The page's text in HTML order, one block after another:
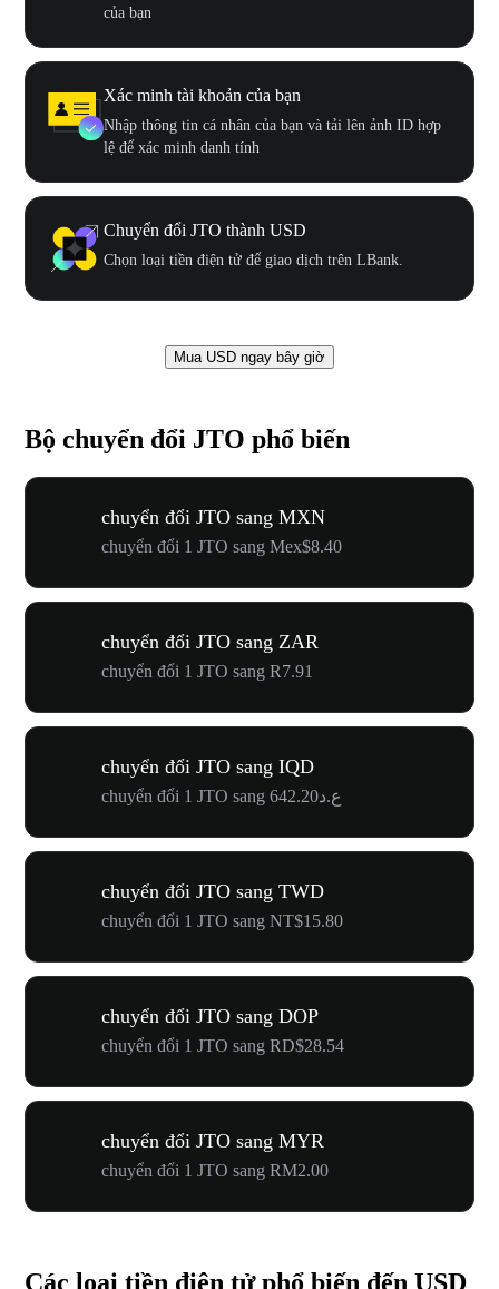
của bạn
Xác minh tài khoản của bạn
Nhập thông tin cá nhân của bạn và tải lên ảnh ID hợp
lệ để xác minh danh tính
Chuyển đổi JTO thành USD
Chọn loại tiền điện tử để giao dịch trên LBank.
Mua USD ngay bây giờ
Bộ chuyển đổi JTO phổ biến
chuyển đổi JTO sang MXN
chuyển đổi 1 JTO sang Mex$8.40
chuyển đổi JTO sang ZAR
chuyển đổi 1 JTO sang R7.91
chuyển đổi JTO sang IQD
chuyển đổi 1 JTO sang ع.د642.20
chuyển đổi JTO sang TWD
chuyển đổi 1 JTO sang NT$15.80
chuyển đổi JTO sang DOP
chuyển đổi 1 JTO sang RD$28.54
chuyển đổi JTO sang MYR
chuyển đổi 1 JTO sang RM2.00
Các loại tiền điện tử phổ biến đến USD